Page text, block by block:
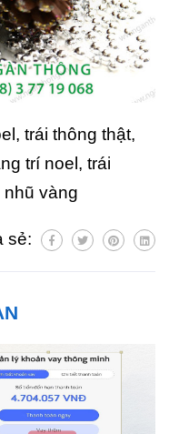
trái thông thật,
trí noel, trái
nhũ vàng
sẻ: